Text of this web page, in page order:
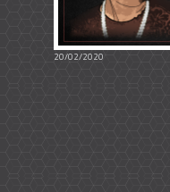
20/02/2020